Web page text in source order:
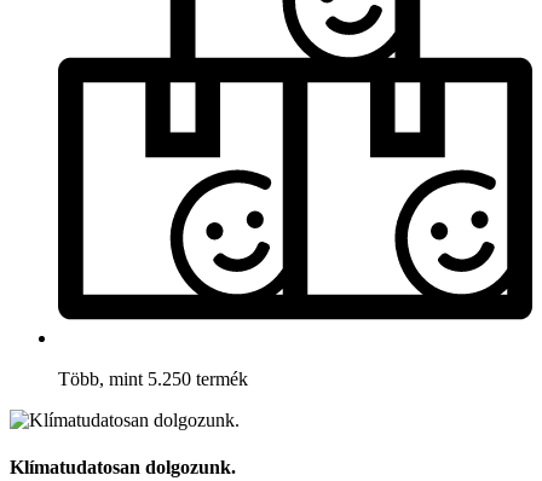
Több, mint 5.250 termék
Klímatudatosan dolgozunk.